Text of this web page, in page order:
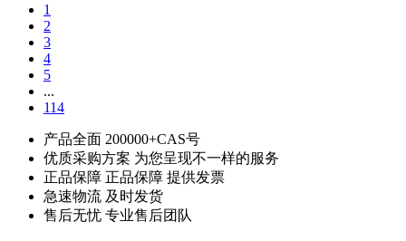
1
2
3
4
5
...
114
产品全面 200000+CAS号
优质采购方案 为您呈现不一样的服务
正品保障 正品保障 提供发票
急速物流 及时发货
售后无忧 专业售后团队